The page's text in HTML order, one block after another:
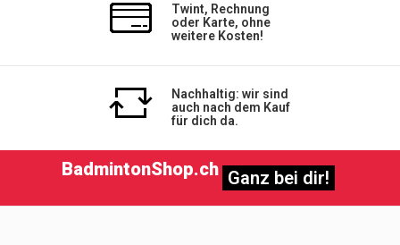
Twint, Rechnung
oder Karte, ohne
weitere Kosten!
Nachhaltig: wir sind
auch nach dem Kauf
für dich da.
BadmintonShop.ch Ganz bei dir!